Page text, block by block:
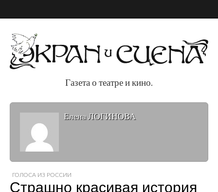
Газета о театре и
кино.
Газета о театре и кино.
Елена ЛОГИНОВА
ГОЛОСА ИЗ РОССИИ
Страшно красивая история